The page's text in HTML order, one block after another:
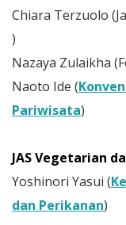
Chiara Terzuolo
)
Nazaya Zulaikha
Naoto Ide (
Pariwisata)
JAS Vegetarian
Yoshinori Yasui (
dan Perikanan)